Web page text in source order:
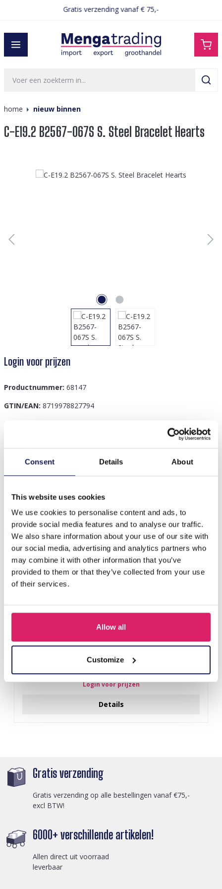
Consent Details About
This website uses cookies
We use cookies to personalise content and ads, to
provide social media features and to analyse our traffic.
We also share information about your use of our site with
our social media, advertising and analytics partners who
may combine it with other information that you’ve
provided to them or that they’ve collected from your use
of their services.
Allow all
Customize
Gratis verzending vanaf € 75,-
home nieuw binnen
C-E19.2 B2567-067S S. Steel Bracelet Hearts
Afbeeldingengalerij overslaan
Login voor prijzen
Productnummer: 68147
GTIN/EAN: 8719978827794
Beschrijving
Introductie van de C-E19.2 B2567-067S roestvrijstalen
armband met harten-een prachtig accessoire dat
Anderen kochten ook
Q-D7.2 T2405-016 Knitted Positive Chicken 8.5cm
Login voor prijzen
Details
Gratis verzending
Gratis verzending op alle bestellingen vanaf €75,-
excl BTW!
6000+ verschillende artikelen!
Allen direct uit voorraad
leverbaar